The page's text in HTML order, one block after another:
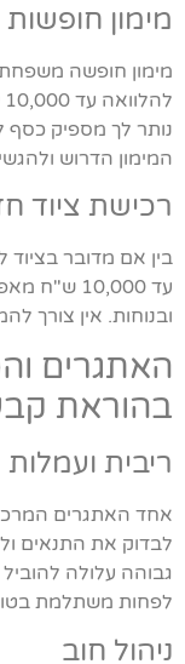
מימון חופשות
מימון חופשה
נותר לך מספיק כסף
המימון הדרוש
רכישת ציוד
בין אם מדובר
עד
ובנוחות. אין צורך
האתגרים
בהוראת
ריבית ועמלות
אחד האתגרים
לבדוק את התנאים
גבוהה עלולה
לפחות משתלמת
ניהול חוב